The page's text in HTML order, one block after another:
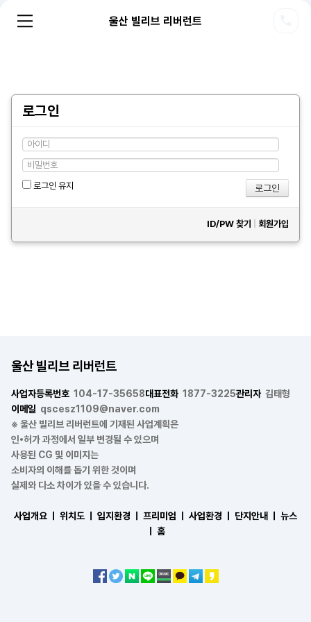
울산 빌리브 리버런트
로그인
로그인 유지
ID/PW 찾기 회원가입
울산 빌리브 리버런트
사업자등록번호 104-17-35658대표전화 1877-3225관리자 김태형
이메일 qscesz1109@naver.com
※ 울산 빌리브 리버런트에 기재된 사업계획은
인•허가 과정에서 일부 변경될 수 있으며
사용된 CG 및 이미지는
소비자의 이해를 돕기 위한 것이며
실제와 다소 차이가 있을 수 있습니다.
사업개요 ㅣ 위치도 ㅣ 입지환경 ㅣ 프리미엄 ㅣ 사업환경 ㅣ 단지안내 ㅣ
뉴스
홈